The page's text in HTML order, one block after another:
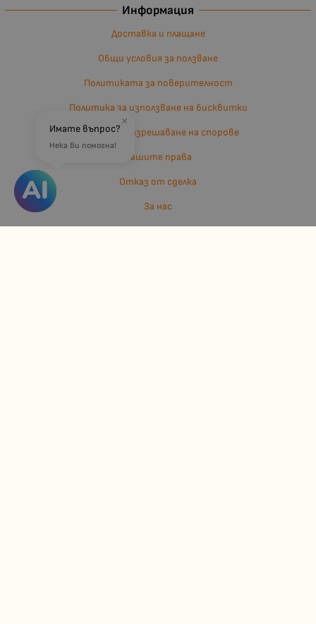
Информация
Доставка и плащане
Общи условия за ползване
Политиката за поверителност
Политика за използване на бисквитки
Въпроси и разрешаване на спорове
Вашите права
Отказ от сделка
За нас
×
Имате въпрос?
Нека Ви помогна!